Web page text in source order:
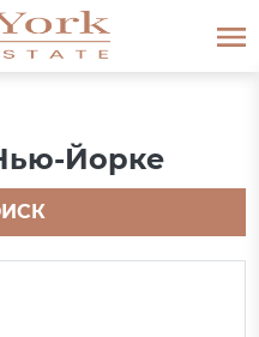
Йорке